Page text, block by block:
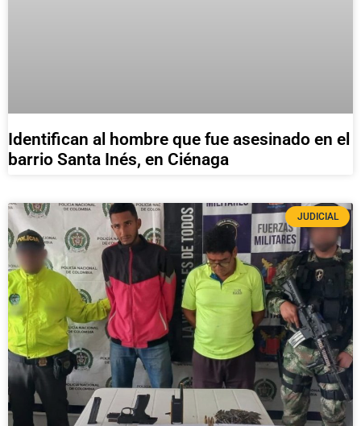
Identifican al hombre que fue asesinado en el
barrio Santa Inés, en Ciénaga
JUDICIAL